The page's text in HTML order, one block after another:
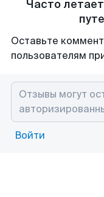
Часто
Оставьте
пользователям
Войти